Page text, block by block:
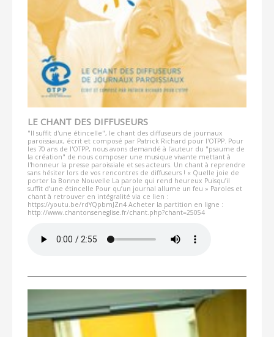
LE CHANT DES DIFFUSEURS
"Il suffit d'une étincelle", le chant des diffuseurs de journaux
paroissiaux, écrit et composé par Patrick Richard pour l'OTPP. Pour
les 70 ans de l'OTPP, nous avons demandé à l'auteur du "psaume de
la création" de nous composer une musique vivante mettant à
l'honneur la presse paroissiale et ses acteurs. Un chant à reprendre
sans hésiter lors de vos rencontres de diffuseurs ! « Quelle joie de
porter la Bonne Nouvelle La parole qui rend heureux Puisqu’il
suffit d’une étincelle Pour qu’un journal allume un feu » Paroles et
chant à retrouver en intégralité via ce lien :
https://youtu.be/rdYQpbmJZn4 Acheter la partition en ligne :
http://www.chantonseneglise.fr/chant.php?chant=25054